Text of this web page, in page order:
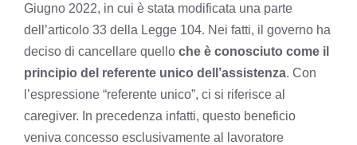
Giugno 2022, in cui è stata modificata una parte
dell’articolo 33 della Legge 104. Nei fatti, il governo ha
deciso di cancellare quello che è conosciuto come il
principio del referente unico dell’assistenza. Con
l’espressione “referente unico”, ci si riferisce al
caregiver. In precedenza infatti, questo beneficio
veniva concesso esclusivamente al lavoratore